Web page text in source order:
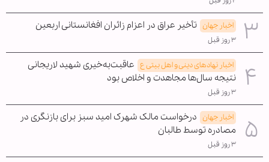
اخبار جهان تأخیر عراق در اعزام زائران افغانستانی اربعین
۳ روز قبل
اخبار نهادهای دینی و اهل بیتی ع عاقبت‌به‌خیری شهید لاریجانی
نتیجه سال‌ها مجاهدت و اخلاص بود
۳ روز قبل
اخبار جهان درخواست مالک شهرک امید سبز برای بازنگری در
مصادره توسط طالبان
۳ روز قبل